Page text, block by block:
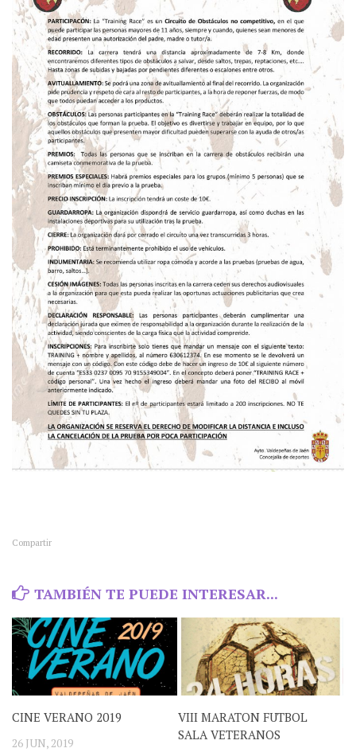
Compartir
TAMBIÉN TE PUEDE INTERESAR...
CINE VERANO 2019
26 JUN, 2019
VIII MARATON FUTBOL
SALA VETERANOS